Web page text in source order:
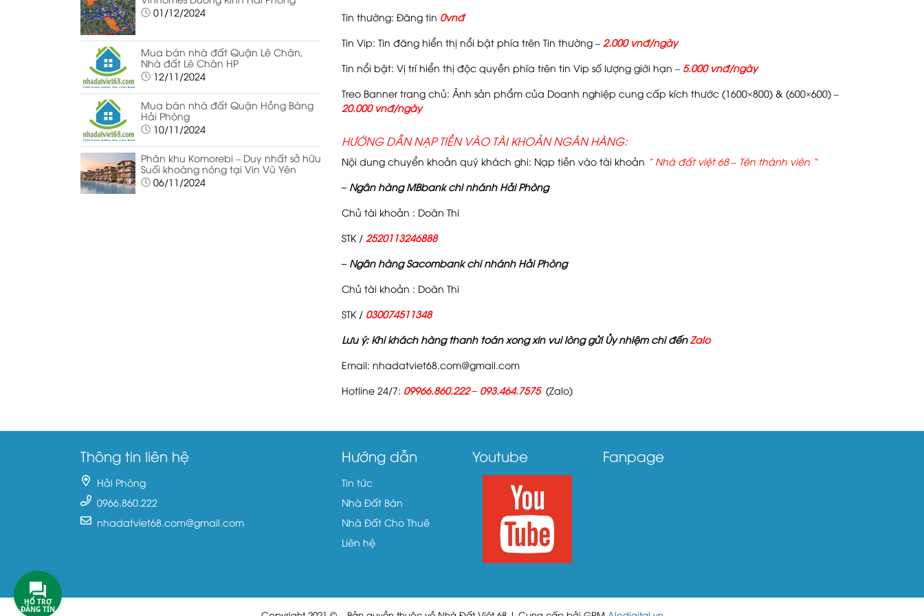
01/12/2024
Mua bán nhà đất Quận Lê Chân,
Nhà đất Lê Chân HP
12/11/2024
Mua bán nhà đất Quận Hồng Bàng
Hải Phòng
10/11/2024
Phân khu Komorebi – Duy nhất sở hữu
Suối khoáng nóng tại Vin Vũ Yên
06/11/2024
Tin thường: Đăng tin 0vnđ
Tin Vip: Tin đăng hiển thị nổi bật phía trên Tin thường – 2.000 vnđ/ngày
Tin nổi bật: Vị trí hiển thị độc quyền phía trên tin Vip số lượng giới hạn – 5.000 vnđ/ngày
Treo Banner trang chủ: Ảnh sản phẩm của Doanh nghiệp cung cấp kích thước (1600×800) & (600×600) –
20.000 vnđ/ngày
HƯỚNG DẪN NẠP TIỀN VÀO TÀI KHOẢN NGÂN HÀNG:
Nội dung chuyển khoản quý khách ghi: Nạp tiền vào tài khoản ” Nhà đất việt 68 – Tên thành viên “
– Ngân hàng MBbank chi nhánh Hải Phòng
Chủ tài khoản : Doãn Thi
STK / 2520113246888
– Ngân hàng Sacombank chi nhánh Hải Phòng
Chủ tài khoản : Doãn Thi
STK / 030074511348
Lưu ý: Khi khách hàng thanh toán xong xin vui lòng gửi Ủy nhiệm chi đếnZalo
Email: nhadatviet68.com@gmail.com
Hotline 24/7: 09966.860.222 – 093.464.7575(Zalo)
Thông tin liên hệ
Hải Phòng
0966.860.222
nhadatviet68.com@gmail.com
Hướng dẫn
Tin tức
Nhà Đất Bán
Nhà Đất Cho Thuê
Liên hệ
Youtube Fanpage
HỔ TRỢ
ĐĂNG TIN